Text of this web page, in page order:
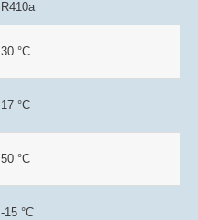
R410a
30 °С
17 °С
50 °С
-15 °С